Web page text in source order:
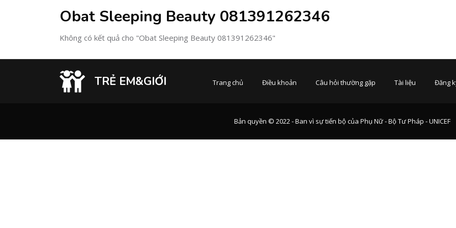
Obat Sleeping Beauty 081391262346
Không có kết quả cho "Obat Sleeping Beauty 081391262346"
TRẺ EM&GIỚI Trang chủ Điều khoản Câu hỏi thường gặp Tài liệu Đăng
Bản quyền © 2022 - Ban vì sự tiến bộ của Phụ Nữ - Bộ Tư Pháp - UNICEF